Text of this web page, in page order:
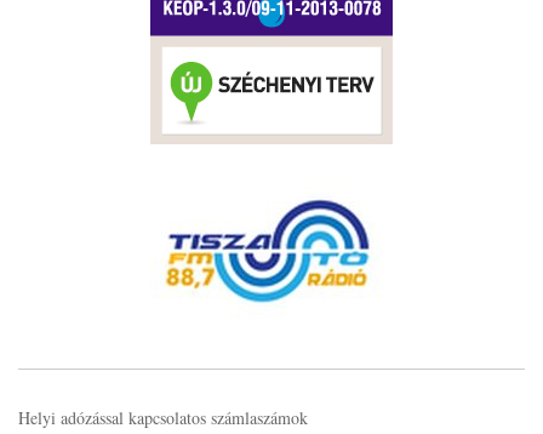
Helyi adózással kapcsolatos számlaszámok